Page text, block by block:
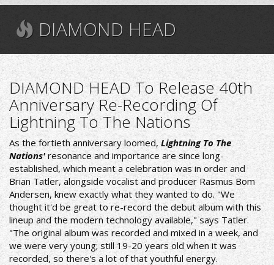
DIAMOND HEAD
DIAMOND HEAD To Release 40th
Anniversary Re-Recording Of
Lightning To The Nations
As the fortieth anniversary loomed,Lightning To The
Nations' resonance and importance are since long-
established, which meant a celebration was in order and
Brian Tatler, alongside vocalist and producer Rasmus Bom
Andersen, knew exactly what they wanted to do. "We
thought it'd be great to re-record the debut album with this
lineup and the modern technology available," says Tatler.
"The original album was recorded and mixed in a week, and
we were very young; still 19-20 years old when it was
recorded, so there's a lot of that youthful energy.